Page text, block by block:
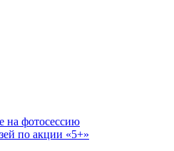
на фотосессию
по акции «5+»